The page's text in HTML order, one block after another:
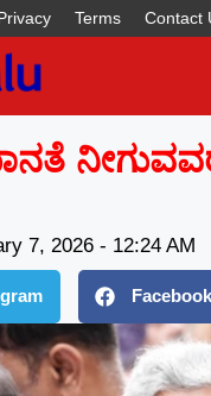
Terms Contact
7, 2026 - 12:24 AM
Facebook